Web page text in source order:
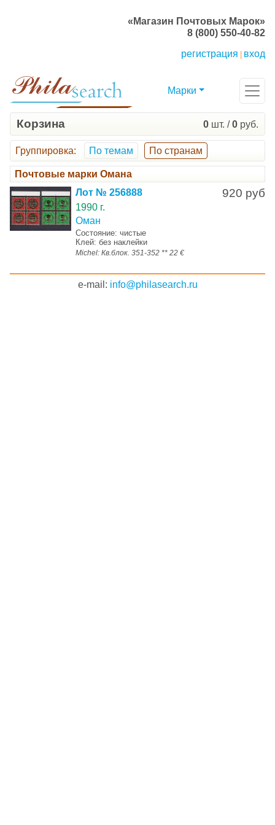
«Магазин Почтовых Марок»
8 (800) 550-40-82
регистрация
вход
Марки
Корзина 0 шт. /0 руб.
Группировка: По темам По странам
Почтовые марки Омана
920 руб
Лот № 256888
1990 г.
Оман
Состояние: чистые
Клей: без наклейки
Michel: Кв.блок. 351-352 ** 22 €
e-mail: info@philasearch.ru